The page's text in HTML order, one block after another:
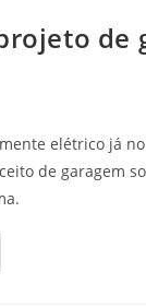
de
elétrico já
de garagem